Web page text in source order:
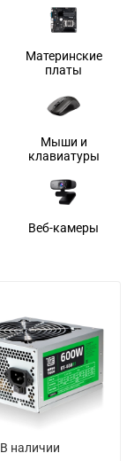
Материнские
платы
Мыши и
клавиатуры
Веб-камеры
В наличии